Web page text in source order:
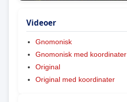
Videoer
Gnomonisk
Gnomonisk med koordinater
Original
Original med koordinater